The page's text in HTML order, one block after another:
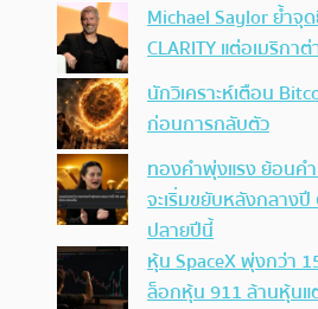
Michael Saylor ย้ำจุ
CLARITY แต่อเมริกา
นักวิเคราะห์เตือน
ก่อนการกลับตัว
ทองคำพุ่งแรง ย้อนค
จะเริ่มขยับหลังกลาง
ปลายปีนี้
หุ้น SpaceX พุ่งกว่า
ล็อกหุ้น 911 ล้านหุ้นแ